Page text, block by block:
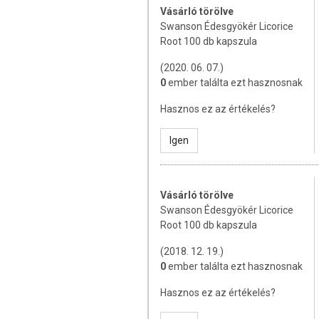
Napi javasolt mennyiség:
Az étrend-kiegészítők az
minősülnek, amelyek a
tartalmaznak tápanyagokat.
rendelkezhetnek, amely
során nem engedélyezett a
A termék nem helyettesíti a
Betegség esetén használatát
mennyiséget ne lépje túl! Ne szedje
allergiás! Kisgyermektől elzárva
Vásárló törölve
Swanson Édesgyökér Licorice
Root 100 db kapszula
(2020. 06. 07.)
0ember találta ezt hasznosnak
Hasznos ez az értékelés?
Igen
Vásárló törölve
Swanson Édesgyökér Licorice
Root 100 db kapszula
(2018. 12. 19.)
0ember találta ezt hasznosnak
Hasznos ez az értékelés?